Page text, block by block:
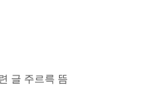
글 주르륵 뜸